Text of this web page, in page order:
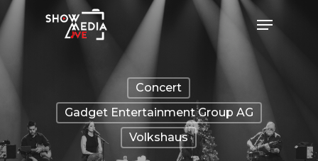
Skip
to
Menu
Concert
Gadget Entertainment Group AG
Volkshaus